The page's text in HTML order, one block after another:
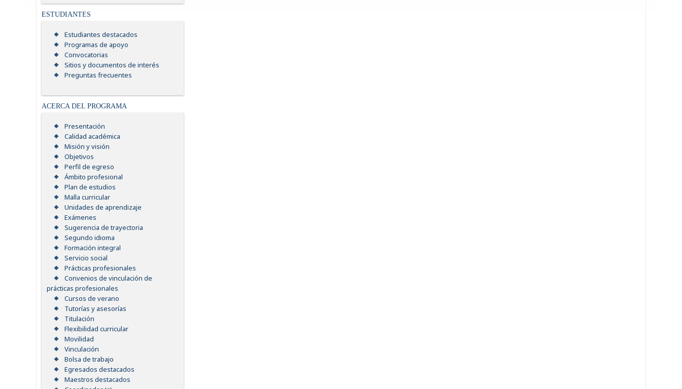
ESTUDIANTES
Estudiantes destacados
Programas de apoyo
Convocatorias
Sitios y documentos de interés
Preguntas frecuentes
ACERCA DEL PROGRAMA
Presentación
Calidad académica
Misión y visión
Objetivos
Perfil de egreso
Ámbito profesional
Plan de estudios
Malla curricular
Unidades de aprendizaje
Exámenes
Sugerencia de trayectoria
Segundo idioma
Formación integral
Servicio social
Prácticas profesionales
Convenios de vinculación de
prácticas profesionales
Cursos de verano
Tutorías y asesorías
Titulación
Flexibilidad curricular
Movilidad
Vinculación
Bolsa de trabajo
Egresados destacados
Maestros destacados